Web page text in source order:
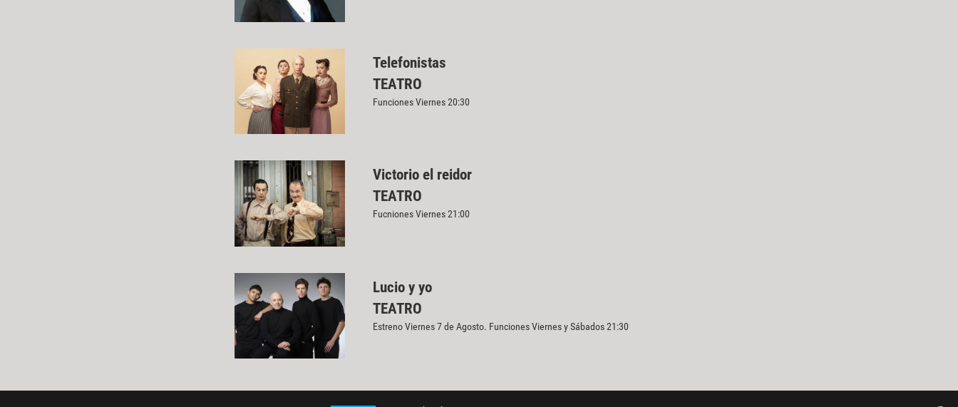
Telefonistas
TEATRO
Funciones Viernes 20:30
Victorio el reidor
TEATRO
Fucniones Viernes 21:00
Lucio y yo
TEATRO
Estreno Viernes 7 de Agosto. Funciones Viernes y Sábados 21:30